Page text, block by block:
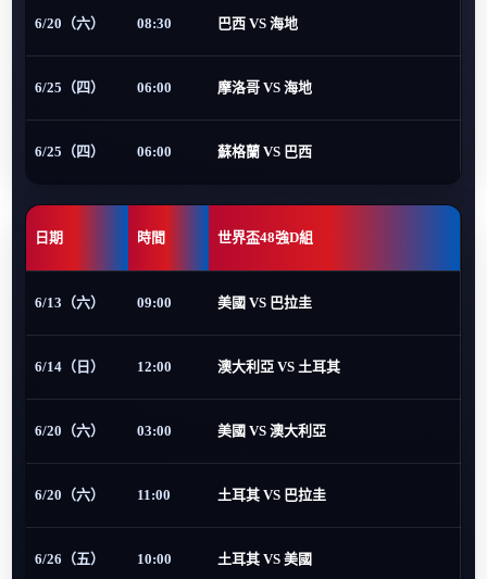
6/20（六） 08:30 巴西 VS 海地
6/25（四） 06:00 摩洛哥 VS 海地
6/25（四） 06:00 蘇格蘭 VS 巴西
日期 時間 世界盃48強D組
6/13（六） 09:00 美國 VS 巴拉圭
6/14（日） 12:00 澳大利亞 VS 土耳其
6/20（六） 03:00 美國 VS 澳大利亞
6/20（六） 11:00 土耳其 VS 巴拉圭
6/26（五） 10:00 土耳其 VS 美國